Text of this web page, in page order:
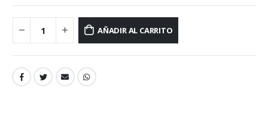
AÑADIR AL CARRITO